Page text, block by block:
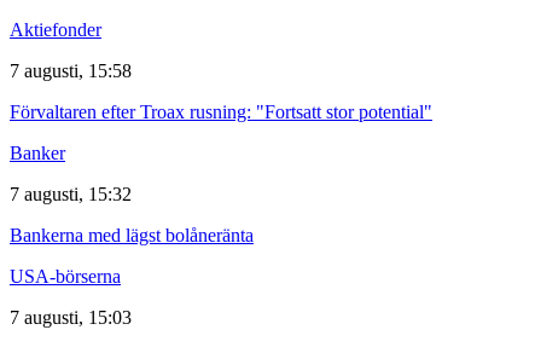
Aktiefonder
7 augusti, 15:58
Förvaltaren efter Troax rusning: "Fortsatt stor potential"
Banker
7 augusti, 15:32
Bankerna med lägst bolåneränta
USA-börserna
7 augusti, 15:03